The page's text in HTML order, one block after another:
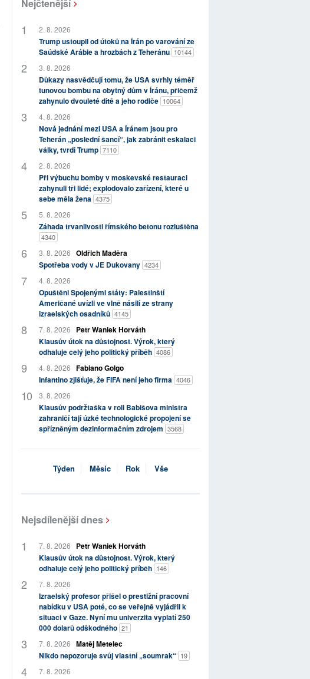
Nejčtenější
2. 8. 2026
Trump ustoupil od útoků na Írán po varování ze
Saúdské Arábie a hrozbách z Teheránu 10144
3. 8. 2026
Důkazy nasvědčují tomu, že USA svrhly téměř
tunovou bombu na obytný dům v Íránu, přičemž
zahynulo dvouleté dítě a jeho rodiče 10064
4. 8. 2026
Nová jednání mezi USA a Íránem jsou pro
Teherán „poslední šancí“, jak zabránit eskalaci
války, tvrdí Trump 7110
2. 8. 2026
Při výbuchu bomby v moskevské restauraci
zahynuli tři lidé; explodovalo zařízení, které u
sebe měla žena 4375
5. 8. 2026
Záhada trvanlivosti římského betonu rozluštěna
4340
3. 8. 2026 Oldřich Maděra
Spotřeba vody v JE Dukovany 4234
4. 8. 2026
Opuštěni Spojenými státy: Palestinští
Američané uvízli ve vlně násilí ze strany
izraelských osadníků 4145
7. 8. 2026
Petr Waniek Horváth
Klausův útok na důstojnost. Výrok, který
odhaluje celý jeho politický příběh 4086
4. 8. 2026 Fabiano Golgo
Infantino zjišťuje, že FIFA není jeho firma 4046
3. 8. 2026
Klausův podržtaška v roli Babišova ministra
zahraničí tají úzké technologické propojení se
spřízněným dezinformačním zdrojem 3568
Týden Měsíc Rok Vše
Nejsdílenější dnes
7. 8. 2026
Petr Waniek Horváth
Klausův útok na důstojnost. Výrok, který
odhaluje celý jeho politický příběh 146
7. 8. 2026
Izraelský profesor přišel o prestižní pracovní
nabídku v USA poté, co se veřejně vyjádřil k
situaci v Gaze. Nyní mu univerzita vyplatí 250
000 dolarů odškodného 21
7. 8. 2026 Matěj Metelec
Nikdo nepozoruje svůj vlastní „soumrak“ 19
7. 8. 2026